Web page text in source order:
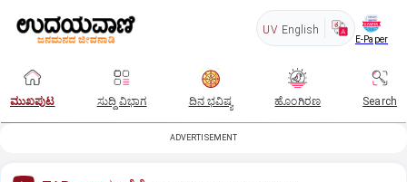
UV English
E-Paper
ಮುಖಪುಟ ಸುದ್ದಿ ವಿಭಾಗ ದಿನ ಭವಿಷ್ಯ ಹೊಂಗಿರಣ Search
ADVERTISEMENT